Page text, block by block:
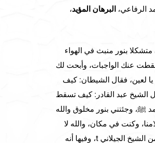
الرفاعي، البرهان المؤيد،
بنور منبث في الهواء
عنك الواجبات، وأبحت لك
لعين، فقال الشيطان: كيف
الشيخ عبد القادر: كيف تسقط
ﷺ، وجئتني بنور مخلوق والله
وكنت في مكان، والله لا
يسكن الأماكن. وفيها من حسن الرد على المشبهة والحلولية من الشيخ الجيلاني t، وفيها أنه